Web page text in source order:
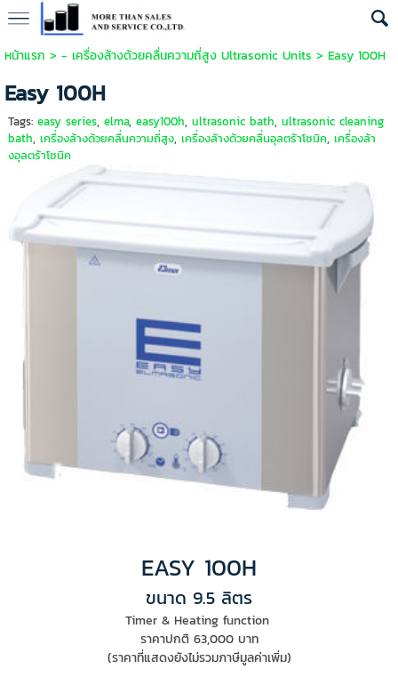
หน้าแรก > - เครื่องล้างด้วยคลื่นความถี่สูง Ultrasonic Units > Easy 100H
Easy 100H
Tags: easy series, elma, easy100h, ultrasonic bath, ultrasonic cleaning
bath, เครื่องล้างด้วยคลื่นความถี่สูง, เครื่องล้างด้วยคลื่นอุลตร้าโซนิค, เครื่องล้า
งอุลตร้าโซนิค
EASY 100H
ขนาด 9.5 ลิตร
Timer & Heating function
ราคาปกติ 63,000 บาท
(ราคาที่แสดงยังไม่รวมภาษีมูลค่าเพิ่ม)